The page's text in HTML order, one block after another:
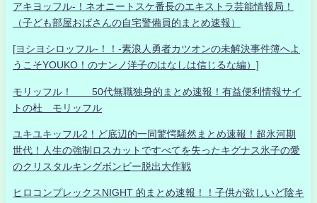
アキヨッフル-！ネオニートスケ番長のエキストラ芸能情報局！
（子ども部屋おばさんの自宅警備員的まとめ速報）
[ヨシヨシロッフル-！！-素浪人勇者カツオンの未解決事件簿へよ
うこそYOUKO！のナンノ洋子のはなしは信じるな編）]
モリッフル！ 50代無職独身的まとめ速報！有益便利情報サイ
トの杜 モリッフル
ユキユキッフル2！ど底辺的一同驚愕騒然まとめ速報！超氷河期
世代！人生の強制ロスカットですべてを失ったキグナス氷子の愛
のクリスタルキングボンビー脱出大作戦
ヒロコンプレックスNIGHT 的まとめ速報！！子供が欲しいど陰キ